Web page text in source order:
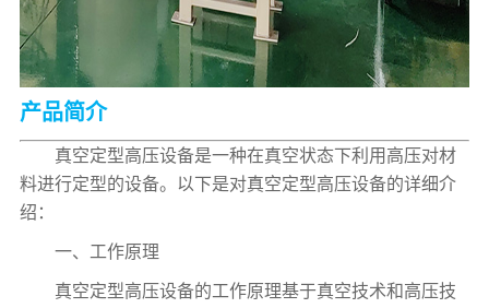
产品简介
真空定型高压设备是一种在真空状态下利用高压对材
料进行定型的设备。以下是对真空定型高压设备的详细介
绍：
一、工作原理
真空定型高压设备的工作原理基于真空技术和高压技